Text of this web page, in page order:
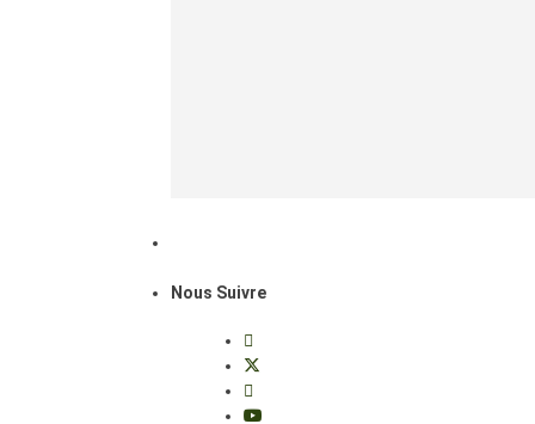
Nous Suivre